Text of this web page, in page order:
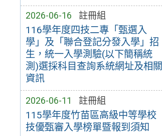
2026-06-16 註冊組
116學年度四技二專「甄選入
學」及「聯合登記分發入學」招
生，統一入學測驗(以下簡稱統
測)選採科目查詢系統網址及相關
資訊
2026-06-11 註冊組
115學年度竹苗區高級中等學校
技優甄審入學榜單暨報到須知